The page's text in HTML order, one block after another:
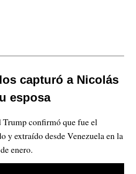
capturó a Nicolás
esposa
confirmó que fue el
y extraído desde Venezuela en la
enero.